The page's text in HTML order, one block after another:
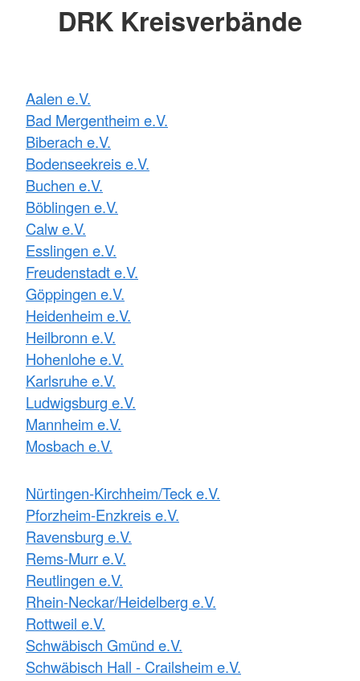
DRK Kreisverbände
Aalen e.V.
Bad Mergentheim e.V.
Biberach e.V.
Bodenseekreis e.V.
Buchen e.V.
Böblingen e.V.
Calw e.V.
Esslingen e.V.
Freudenstadt e.V.
Göppingen e.V.
Heidenheim e.V.
Heilbronn e.V.
Hohenlohe e.V.
Karlsruhe e.V.
Ludwigsburg e.V.
Mannheim e.V.
Mosbach e.V.
Nürtingen-Kirchheim/Teck e.V.
Pforzheim-Enzkreis e.V.
Ravensburg e.V.
Rems-Murr e.V.
Reutlingen e.V.
Rhein-Neckar/Heidelberg e.V.
Rottweil e.V.
Schwäbisch Gmünd e.V.
Schwäbisch Hall - Crailsheim e.V.